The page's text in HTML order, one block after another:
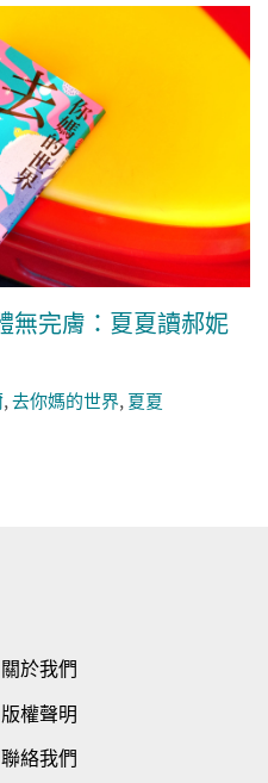
無完膚：夏夏讀郝妮
,去你媽的世界,夏夏
關於我們
版權聲明
聯絡我們